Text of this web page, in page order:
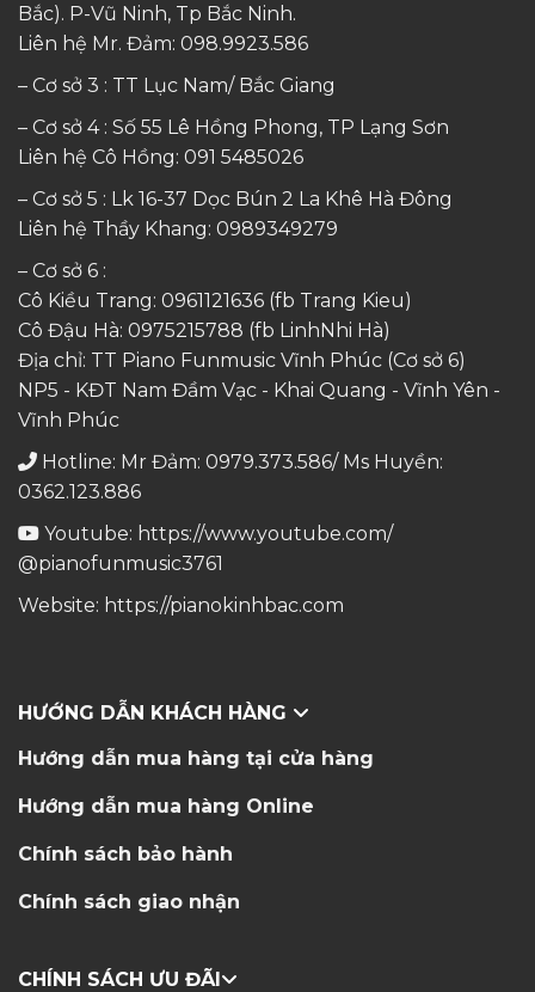
Bắc). P-Vũ Ninh, Tp Bắc Ninh.
Liên hệ Mr. Đảm: 098.9923.586
– Cơ sở 3 : TT Lục Nam/ Bắc Giang
– Cơ sở 4 : Số 55 Lê Hồng Phong, TP Lạng Sơn
Liên hệ Cô Hồng: 091 5485026
– Cơ sở 5 : Lk 16-37 Dọc Bún 2 La Khê Hà Đông
Liên hệ Thầy Khang: 0989349279
– Cơ sở 6 :
Cô Kiều Trang: 0961121636 (fb Trang Kieu)
Cô Đậu Hà: 0975215788 (fb LinhNhi Hà)
Địa chỉ: TT Piano Funmusic Vĩnh Phúc (Cơ sở 6)
NP5 - KĐT Nam Đầm Vạc - Khai Quang - Vĩnh Yên -
Vĩnh Phúc
Hotline: Mr Đảm: 0979.373.586/ Ms Huyền:
0362.123.886
Youtube: https://www.youtube.com/
@pianofunmusic3761
Website: https://pianokinhbac.com
HƯỚNG DẪN KHÁCH HÀNG
Hướng dẫn mua hàng tại cửa hàng
Hướng dẫn mua hàng Online
Chính sách bảo hành
Chính sách giao nhận
CHÍNH SÁCH ƯU ĐÃI